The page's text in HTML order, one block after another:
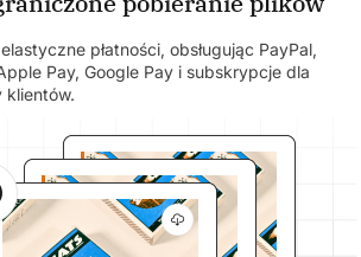
płatności, obsługując PayPal,
Pay, Google Pay i subskrypcje dla
klientów.